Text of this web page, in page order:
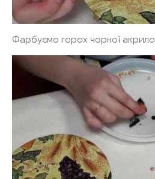
Фарбуємо горох чорної